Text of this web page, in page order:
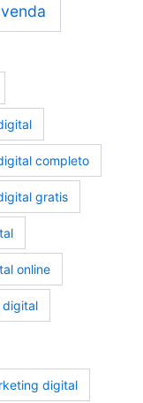
completo
gratis
online
digital
digital